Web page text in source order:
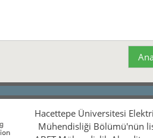
Hacettepe Üniversitesi
Mühendisliği Bölümü'nün